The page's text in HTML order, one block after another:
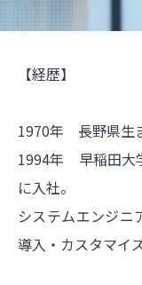
【経歴】
1970年 長野県生
1994年 早稲田大
に入社。
システムエンジニ
導入・カスタマイ